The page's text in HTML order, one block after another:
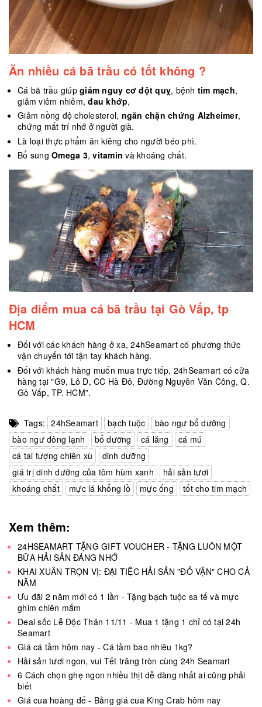
Ăn nhiều cá bã trầu có tốt không ?
Cá bã trầu giúp giảm nguy cơ đột quỵ, bệnh tim mạch,
giảm viêm nhiễm,đau khớp,
Giảm nồng độ cholesterol, ngăn chặn chứng Alzheimer,
chứng mất trí nhớ ở người già.
Là loại thực phẩm ăn kiêng cho người béo phì.
Bổ sung Omega 3,vitamin và khoáng chất.
Địa điểm mua cá bã trầu tại Gò Vấp, tp
HCM
Đối với các khách hàng ở xa, 24hSeamart có phương thức
vận chuyển tới tận tay khách hàng.
Đối với khách hàng muốn mua trực tiếp, 24hSeamart có cửa
hàng tại "G9, Lô D, CC Hà Đô, Đường Nguyễn Văn Công, Q.
Gò Vấp, TP. HCM”.
Tags: 24hSeamart bạch tuộc
bào ngư bổ dưỡng
bào ngư đông lạnh
bổ dưỡng cá lăng
cá mú
cá tai tượng chiên xù
dinh dưỡng
giá trị dinh dưỡng của tôm hùm xanh
hải sản tươi
khoáng chất
mực lá khổng lồ mực ống tốt cho tim mạch
Xem thêm:
24HSEAMART TẶNG GIFT VOUCHER - TẶNG LUÔN MỘT
BỮA HẢI SẢN ĐÁNG NHỚ
KHAI XUÂN TRỌN VỊ: ĐẠI TIỆC HẢI SẢN "ĐỎ VẬN" CHO CẢ
NĂM
Ưu đãi 2 năm mới có 1 lần - Tặng bạch tuộc sa tế và mực
ghim chiên mắm
Deal sốc Lễ Độc Thân 11/11 - Mua 1 tặng 1 chỉ có tại 24h
Seamart
Giá cá tầm hôm nay - Cá tầm bao nhiêu 1kg?
Hải sản tươi ngon, vui Tết trăng tròn cùng 24h Seamart
6 Cách chọn ghẹ ngon nhiều thịt dễ dàng nhất ai cũng phải
biết
Giá cua hoàng đế - Bảng giá cua King Crab hôm nay